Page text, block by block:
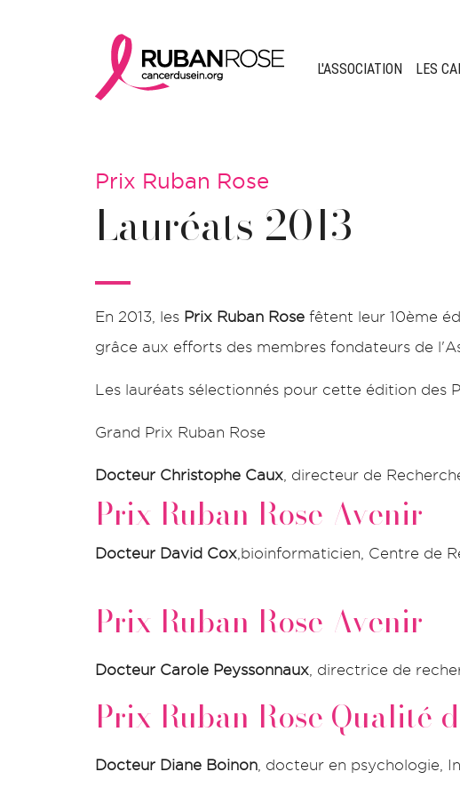
L'ASSOCIATION LES
Prix Ruban Rose
Lauréats 2013
En 2013, les Prix Ruban Rose fêtent leur 10ème
grâce aux efforts des membres fondateurs de
Les lauréats sélectionnés pour cette édition des
Grand Prix Ruban Rose
Docteur Christophe Caux , directeur de
Prix Ruban Rose Avenir
Docteur David Cox ,bioinformaticien, Centre de
Prix Ruban Rose Avenir
Docteur Carole Peyssonnaux , directrice de
Prix Ruban Rose Qualité
Docteur Diane Boinon , docteur en psychologie,